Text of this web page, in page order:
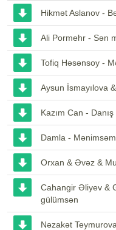
Hikmət Aslanov -
Ali Pormehr - Sən
Tofiq Həsənsoy -
Aysun İsmayılova
Kazım Can -
Damla - Mənimsəm
Orxan & Əvəz &
Cahangir Əliyev &
gülümsən
Nəzakət